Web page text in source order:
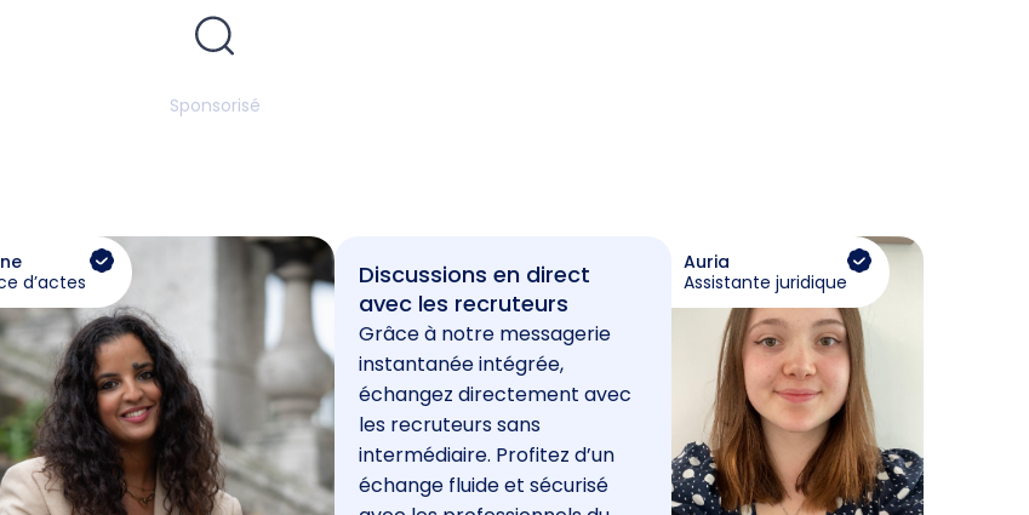
Sponsorisé
d’actes
Discussions en direct
avec les recruteurs
Grâce à notre messagerie
instantanée intégrée,
échangez directement avec
les recruteurs sans
intermédiaire. Profitez d’un
échange fluide et sécurisé
Auria
Assistante juridique